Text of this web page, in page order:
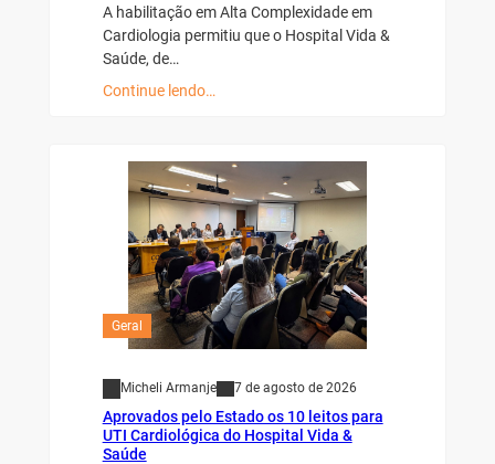
A habilitação em Alta Complexidade em
Cardiologia permitiu que o Hospital Vida &
Saúde, de…
Continue lendo…
Geral
Micheli Armanje 7 de agosto de 2026
Aprovados pelo Estado os 10 leitos para
UTI Cardiológica do Hospital Vida &
Saúde